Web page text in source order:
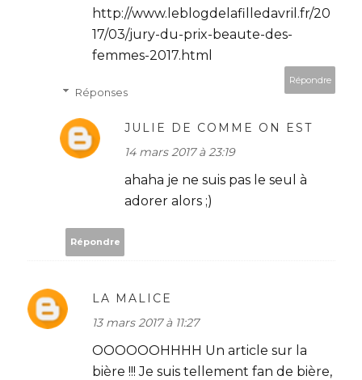
http://www.leblogdelafilledavril.fr/20
17/03/jury-du-prix-beaute-des-
femmes-2017.html
Répondre
Réponses
JULIE DE COMME ON EST
14 mars 2017 à 23:19
ahaha je ne suis pas le seul à
adorer alors ;)
Répondre
LA MALICE
13 mars 2017 à 11:27
OOOOOOHHHH Un article sur la
bière !!! Je suis tellement fan de bière,